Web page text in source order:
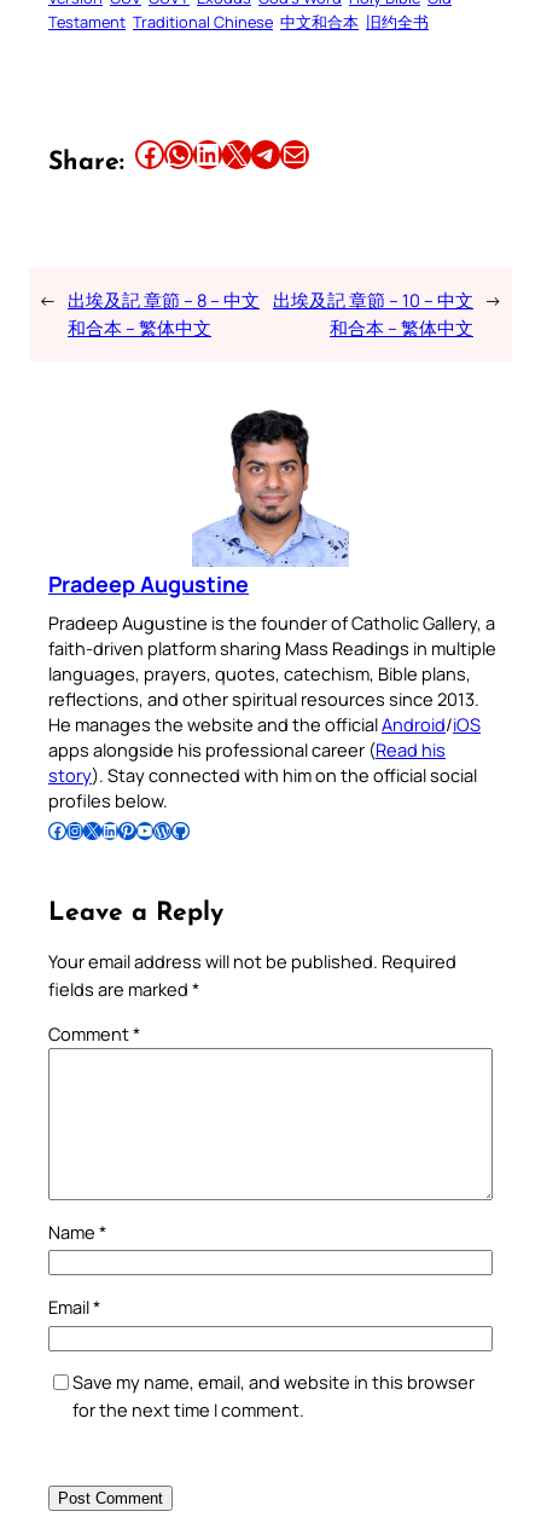
Testament Traditional Chinese 中文和合本 旧约全书
Share: Share this article on Facebook Share this article on WhatsApp Share this article on LinkedIn Share this article on X Share this article on TelegramEmail this Article
← 出埃及記 章節 – 8 – 中文
和合本 – 繁体中文
出埃及記 章節 – 10 – 中文
和合本 – 繁体中文
→
Pradeep Augustine
Pradeep Augustine is the founder of Catholic Gallery, a
faith-driven platform sharing Mass Readings in multiple
languages, prayers, quotes, catechism, Bible plans,
reflections, and other spiritual resources since 2013.
He manages the website and the officialAndroid/iOS
apps alongside his professional career (Read his
story). Stay connected with him on the official social
profiles below.
Follow Pradeep on Facebook Follow Pradeep on InstagramFollow Pradeep on X Follow Pradeep on LinkedIn Follow Pradeep on Pinterest Subscribe to Pradeep’s Youtube Channel Follow Pradeep on WordPress Follow Pradeep on GitHub
Leave a Reply
Your email address will not be published. Required
fields are marked *
Comment*
Name *
Email*
Save my name, email, and website in this browser
for the next time I comment.